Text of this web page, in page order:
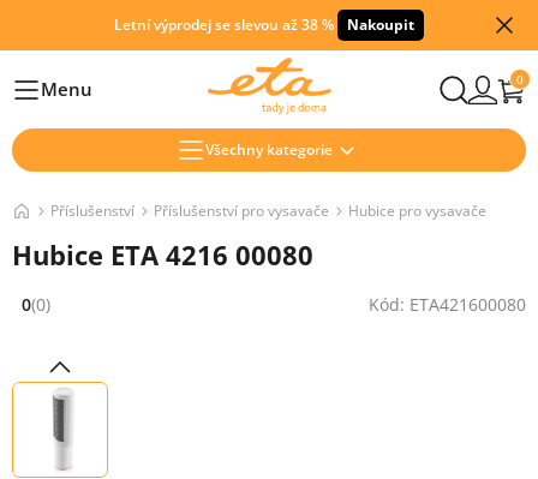
Letní výprodej se slevou až 38 % Nakoupit
HlavníMenu 0
Všechny kategorie
Příslušenství Příslušenství pro vysavače Hubice pro vysavače
Hubice ETA 4216 00080
Hodnocení: 0 z 5 (0 recenzí)
0(0) Kód: ETA421600080